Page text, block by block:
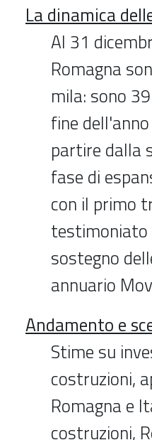
La dinamica
Al 31
Romagna
mila: sono
fine
partire dalla
fase di
con il primo
testimoniato
sostegno
annuario
Andamento e
Stime su
costruzioni,
Romagna e
costruzioni,